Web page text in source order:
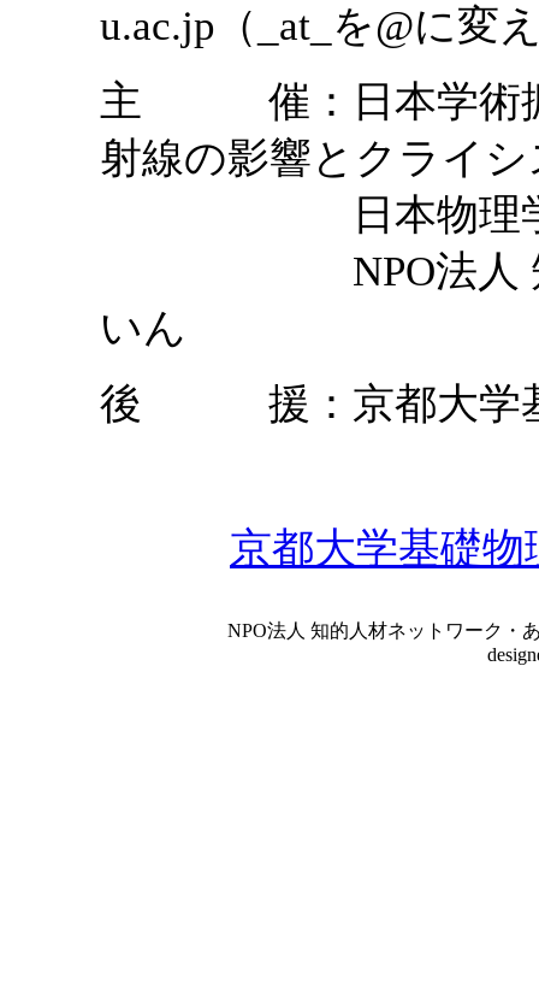
u.ac.jp（_at_を@に変
主 催：日本学術振
射線の影響とクライ
日本物理学会
NPO法人 知的
いん
後 援：京都大学基
京都大学基礎
NPO法人 知的人材ネットワーク・